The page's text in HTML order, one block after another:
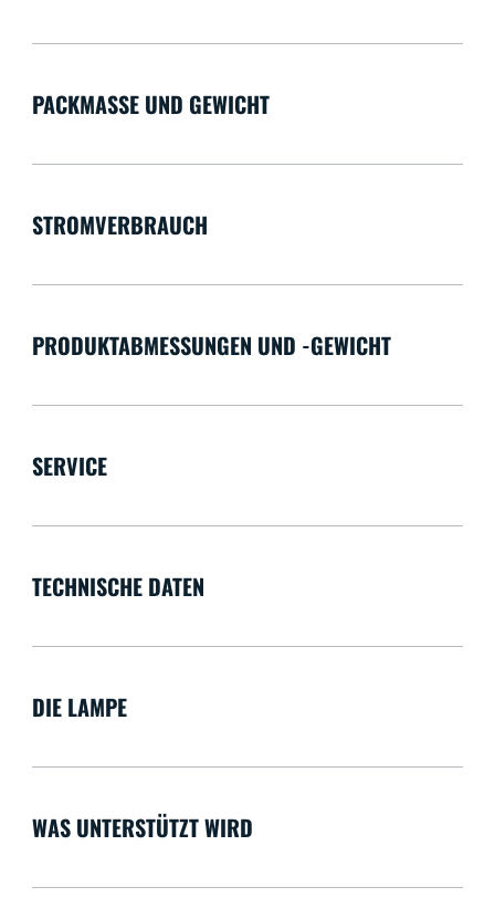
PACKMASSE UND GEWICHT
STROMVERBRAUCH
PRODUKTABMESSUNGEN UND -GEWICHT
SERVICE
TECHNISCHE DATEN
DIE LAMPE
WAS UNTERSTÜTZT WIRD